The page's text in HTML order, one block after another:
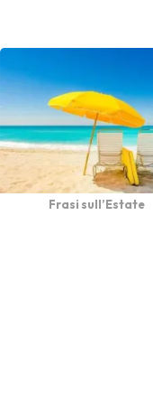
Frasi sull’Estate